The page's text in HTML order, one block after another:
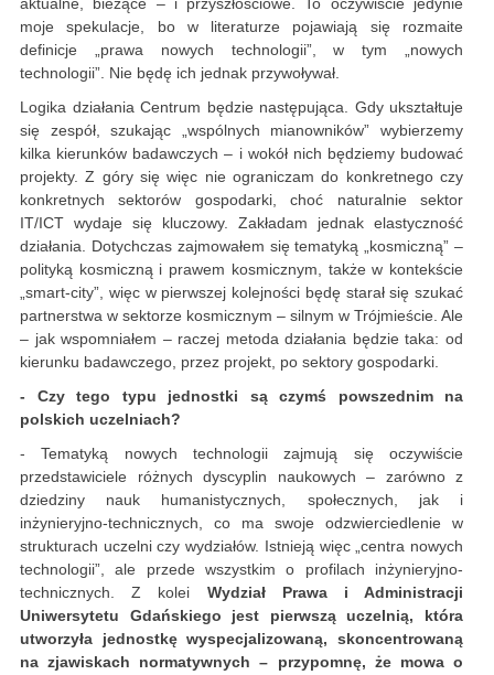
aktualne, bieżące – i przyszłościowe. To oczywiście jedynie
moje spekulacje, bo w literaturze pojawiają się rozmaite
definicje „prawa nowych technologii”, w tym „nowych
technologii”. Nie będę ich jednak przywoływał.
Logika działania Centrum będzie następująca. Gdy ukształtuje
się zespół, szukając „wspólnych mianowników” wybierzemy
kilka kierunków badawczych – i wokół nich będziemy budować
projekty. Z góry się więc nie ograniczam do konkretnego czy
konkretnych sektorów gospodarki, choć naturalnie sektor
IT/ICT wydaje się kluczowy. Zakładam jednak elastyczność
działania. Dotychczas zajmowałem się tematyką „kosmiczną” –
polityką kosmiczną i prawem kosmicznym, także w kontekście
„smart-city”, więc w pierwszej kolejności będę starał się szukać
partnerstwa w sektorze kosmicznym – silnym w Trójmieście. Ale
– jak wspomniałem – raczej metoda działania będzie taka: od
kierunku badawczego, przez projekt, po sektory gospodarki.
- Czy tego typu jednostki są czymś powszednim na
polskich uczelniach?
- Tematyką nowych technologii zajmują się oczywiście
przedstawiciele różnych dyscyplin naukowych – zarówno z
dziedziny nauk humanistycznych, społecznych, jak i
inżynieryjno-technicznych, co ma swoje odzwierciedlenie w
strukturach uczelni czy wydziałów. Istnieją więc „centra nowych
technologii”, ale przede wszystkim o profilach inżynieryjno-
technicznych. Z kolei Wydział Prawa i Administracji
Uniwersytetu Gdańskiego jest pierwszą uczelnią, która
utworzyła jednostkę wyspecjalizowaną, skoncentrowaną
na zjawiskach normatywnych – przypomnę, że mowa o